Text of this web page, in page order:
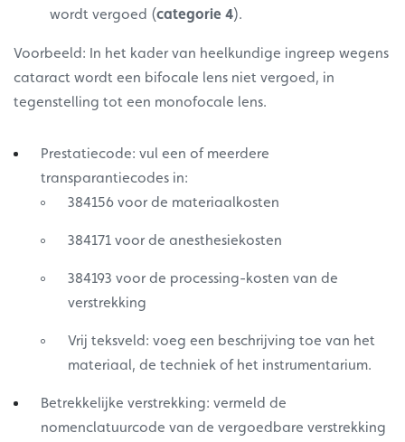
wordt vergoed (categorie 4).
Voorbeeld: In het kader van heelkundige ingreep wegens
cataract wordt een bifocale lens niet vergoed, in
tegenstelling tot een monofocale lens.
Prestatiecode: vul een of meerdere
transparantiecodes in:
384156 voor de materiaalkosten
384171 voor de anesthesiekosten
384193 voor de processing-kosten van de
verstrekking
Vrij teksveld: voeg een beschrijving toe van het
materiaal, de techniek of het instrumentarium.
Betrekkelijke verstrekking: vermeld de
nomenclatuurcode van de vergoedbare verstrekking